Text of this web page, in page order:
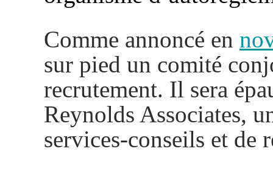
Comme annoncé en
sur pied un comité
recrutement. Il sera
Reynolds Associates,
services-conseils et de